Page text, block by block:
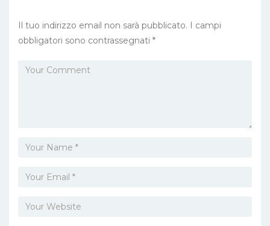
Il tuo indirizzo email non sarà pubblicato. I campi
obbligatori sono contrassegnati *